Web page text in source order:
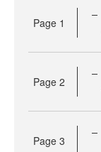
Page 1
Page 2
Page 3